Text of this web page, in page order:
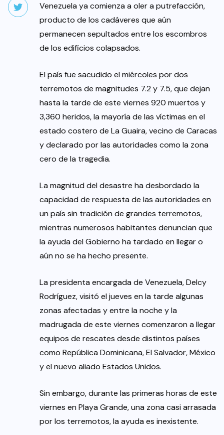
Venezuela ya comienza a oler a putrefacción,
producto de los cadáveres que aún
permanecen sepultados entre los escombros
de los edificios colapsados.
El país fue sacudido el miércoles por dos
terremotos de magnitudes 7.2 y 7.5, que dejan
hasta la tarde de este viernes 920 muertos y
3,360 heridos, la mayoría de las víctimas en el
estado costero de La Guaira, vecino de Caracas
y declarado por las autoridades como la zona
cero de la tragedia.
La magnitud del desastre ha desbordado la
capacidad de respuesta de las autoridades en
un país sin tradición de grandes terremotos,
mientras numerosos habitantes denuncian que
la ayuda del Gobierno ha tardado en llegar o
aún no se ha hecho presente.
La presidenta encargada de Venezuela, Delcy
Rodríguez, visitó el jueves en la tarde algunas
zonas afectadas y entre la noche y la
madrugada de este viernes comenzaron a llegar
equipos de rescates desde distintos países
como República Dominicana, El Salvador, México
y el nuevo aliado Estados Unidos.
Sin embargo, durante las primeras horas de este
viernes en Playa Grande, una zona casi arrasada
por los terremotos, la ayuda es inexistente.